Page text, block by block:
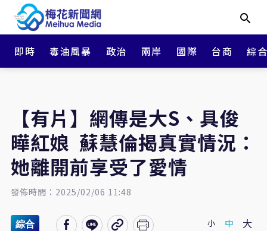
即時 毒油風暴 政治 兩岸 國際 台商 綜
【有片】網傳是大S、具俊
曄紅娘 蘇慧倫揭真實情況：
她離開前享受了愛情
發佈時間：2025/02/06 11:48
綜合 小 中 大